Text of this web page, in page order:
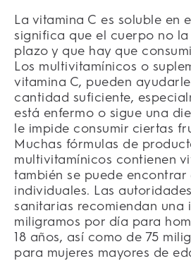
La vitamina C es soluble en
significa que el cuerpo no
plazo y que hay que
Los multivitamínicos o
vitamina C, pueden
cantidad suficiente,
está enfermo o sigue una
le impide consumir ciertas
Muchas fórmulas de
multivitamínicos contienen
también se puede encontrar
individuales. Las
sanitarias recomiendan una
miligramos por día para
18 años, así como de 75
para mujeres mayores de